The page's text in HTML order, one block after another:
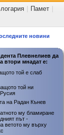
Памет
новини
Плевнелиев да
втори мнадат е:
той е слаб
той ни
на Радан Кънев
му бламиране
път -
ветото му върху